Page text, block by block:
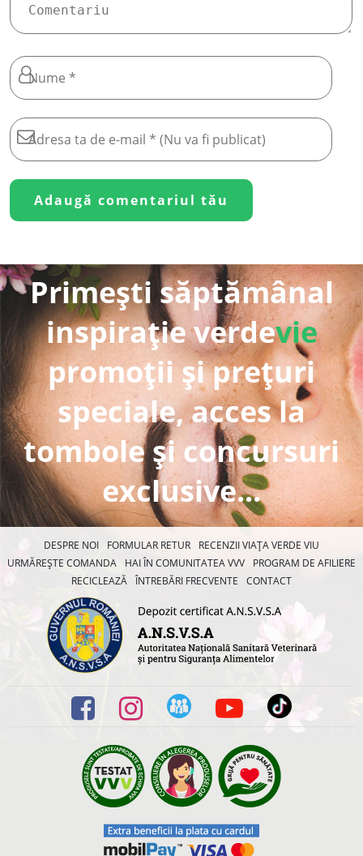
Primești săptămânal
inspirație verdevie
promoții și prețuri
speciale, acces la
tombole și concursuri
exclusive...
DESPRE NOI FORMULAR RETUR
RECENZII VIAȚA VERDE VIU
URMĂREȘTE COMANDA
HAI ÎN COMUNITATEA VVV
PROGRAM DE AFILIERE
RECICLEAZĂ ÎNTREBĂRI FRECVENTE CONTACT